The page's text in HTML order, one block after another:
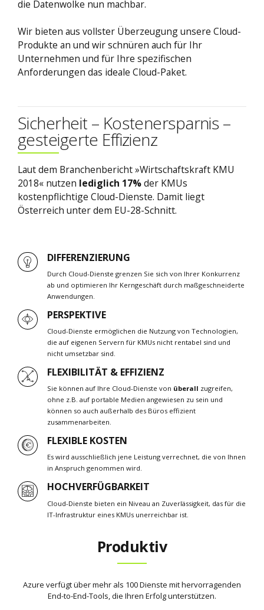
die Datenwolke nun machbar.
Wir bieten aus vollster Überzeugung unsere Cloud-
Produkte an und wir schnüren auch für Ihr
Unternehmen und für Ihre spezifischen
Anforderungen das ideale Cloud-Paket.
Sicherheit – Kostenersparnis –
gesteigerte Effizienz
Laut dem Branchenbericht »Wirtschaftskraft KMU
2018« nutzen lediglich 17%der KMUs
kostenpflichtige Cloud-Dienste. Damit liegt
Österreich unter dem EU-28-Schnitt.
DIFFERENZIERUNG
Durch Cloud-Dienste grenzen Sie sich von Ihrer Konkurrenz
ab und optimieren Ihr Kerngeschäft durch maßgeschneiderte
Anwendungen.
PERSPEKTIVE
Cloud-Dienste ermöglichen die Nutzung von Technologien,
die auf eigenen Servern für KMUs nicht rentabel sind und
nicht umsetzbar sind.
FLEXIBILITÄT & EFFIZIENZ
Sie können auf Ihre Cloud-Dienste von überall zugreifen,
ohne z.B. auf portable Medien angewiesen zu sein und
können so auch außerhalb des Büros effizient
zusammenarbeiten.
FLEXIBLE KOSTEN
Es wird ausschließlich jene Leistung verrechnet, die von Ihnen
in Anspruch genommen wird.
HOCHVERFÜGBARKEIT
Cloud-Dienste bieten ein Niveau an Zuverlässigkeit, das für die
IT-Infrastruktur eines KMUs unerreichbar ist.
Produktiv
Azure verfügt über mehr als 100 Dienste mit hervorragenden
End-to-End-Tools, die Ihren Erfolg unterstützen.